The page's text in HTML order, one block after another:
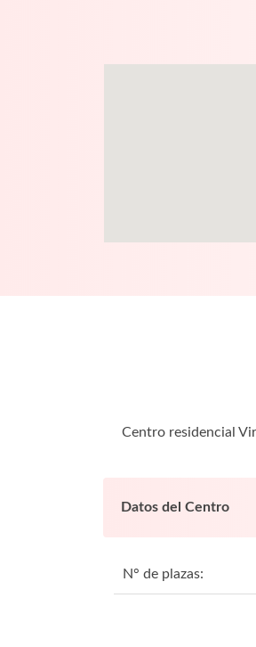
Centro residencial
Datos del Centro
N° de plazas: